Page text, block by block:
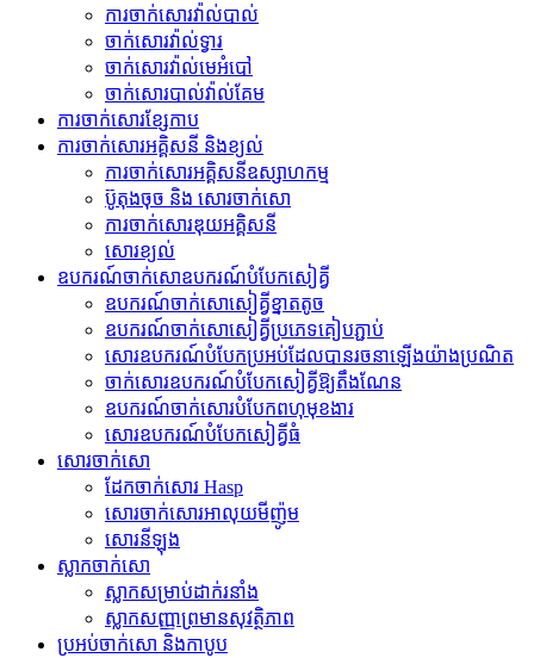
ការចាក់សោរវ៉ាល់បាល់
ចាក់សោរវ៉ាល់ទ្វារ
ចាក់សោរវ៉ាល់មេអំបៅ
ចាក់សោរបាល់វ៉ាល់គែម
ការចាក់សោរខ្សែកាប
ការចាក់សោរអគ្គិសនី និងខ្យល់
ការចាក់សោរអគ្គិសនីឧស្សាហកម្ម
ប៊ូតុងចុច និង សោរចាក់សោ
ការចាក់សោរឌុយអគ្គិសនី
សោរ​ខ្យល់
ឧបករណ៍​ចាក់សោ​ឧបករណ៍​បំបែក​សៀគ្វី
ឧបករណ៍​ចាក់សោ​សៀគ្វី​ខ្នាតតូច
ឧបករណ៍​ចាក់សោ​សៀគ្វី​ប្រភេទ​គៀប​ភ្ជាប់
សោរ​ឧបករណ៍​បំបែក​ប្រអប់​ដែល​បាន​រចនា​ឡើង​យ៉ាង​ប្រណិត
ចាក់សោរឧបករណ៍បំបែកសៀគ្វីឱ្យតឹងណែន
ឧបករណ៍ចាក់សោរបំបែកពហុមុខងារ
សោរ​ឧបករណ៍​បំបែក​សៀគ្វី​ធំ
សោរចាក់សោ
ដែកចាក់សោរ Hasp
សោរចាក់សោរអាលុយមីញ៉ូម
សោរ​នីឡុង
ស្លាកចាក់សោ
ស្លាក​សម្រាប់​ដាក់​រនាំង
ស្លាកសញ្ញាព្រមានសុវត្ថិភាព
ប្រអប់ចាក់សោ និងកាបូប